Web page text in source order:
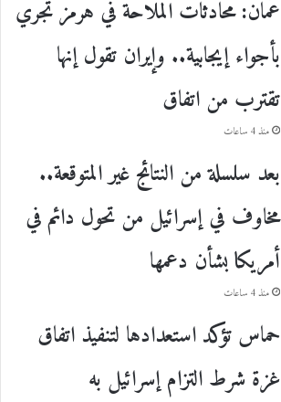
عُمان: محادثات الملاحة في هرمز تجري
بأجواء إيجابية.. وإيران تقول إنها
تقترب من اتفاق
منذ 4 ساعات
بعد سلسلة من النتائج غير المتوقعة..
مخاوف في إسرائيل من تحول دائم في
أمريكا بشأن دعمها
منذ 4 ساعات
حماس تؤكد استعدادها لتنفيذ اتفاق
غزة شرط التزام إسرائيل به